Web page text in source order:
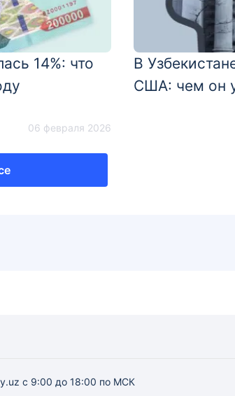
14%: что
06 февраля 2026
В
США: чем он
с 9:00 до 18:00 по МСК